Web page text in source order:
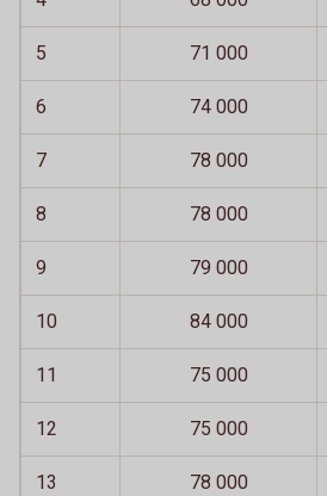
5 71 000
6 74 000
7 78 000
8 78 000
9 79 000
10 84 000
11 75 000
12 75 000
13 78 000